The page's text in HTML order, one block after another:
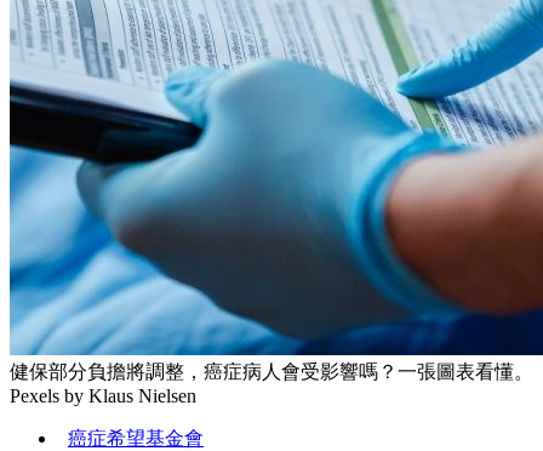
健保部分負擔將調整，癌症病人會受影響嗎？一張圖表看懂。
Pexels by Klaus Nielsen
癌症希望基金會